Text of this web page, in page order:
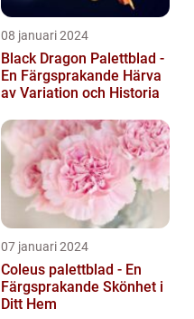
08 januari 2024
Black Dragon Palettblad -
En Färgsprakande Härva
av Variation och Historia
07 januari 2024
Coleus palettblad - En
Färgsprakande Skönhet i
Ditt Hem